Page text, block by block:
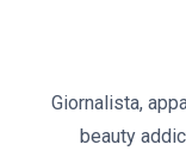
Giornalista,
beauty